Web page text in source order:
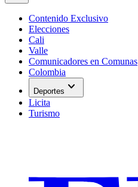
Contenido Exclusivo
Elecciones
Cali
Valle
Comunicadores en Comunas
Colombia
Deportes expand_more
Licita
Turismo